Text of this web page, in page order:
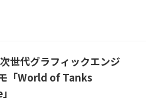
世代グラフィックエンジ
「World of Tanks